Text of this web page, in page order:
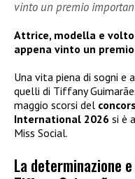
vinto un premio
Attrice, modella e
appena vinto un
Una vita piena di sogni e
quelli di Tiffany
maggio scorsi del
International 2026 si è
Miss Social.
La determinazione